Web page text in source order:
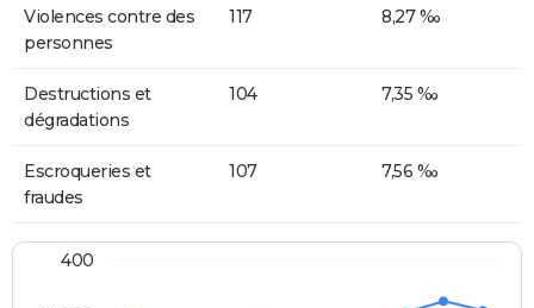
Violences contre des
personnes
117 8,27 ‰
Destructions et
dégradations
104 7,35 ‰
Escroqueries et
fraudes
107 7,56 ‰
400